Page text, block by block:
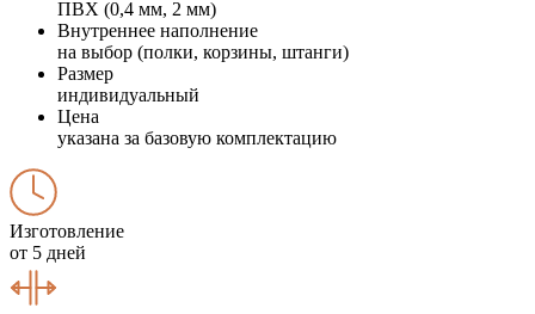
ПВХ (0,4 мм, 2 мм)
Внутреннее наполнение
на выбор (полки, корзины, штанги)
Размер
индивидуальный
Цена
указана за базовую комплектацию
Изготовление
от 5 дней